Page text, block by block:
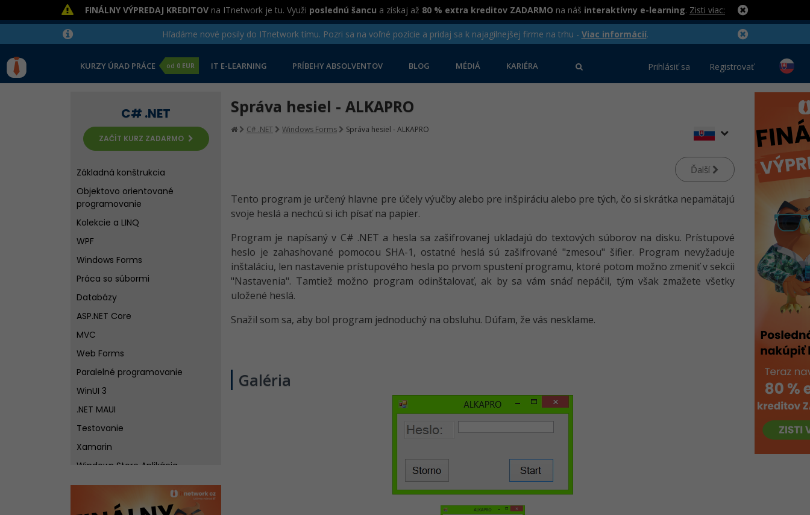
FINÁLNY VÝPREDAJ KREDITOV na ITnetwork je tu. Využi poslednú šancu a získaj až 80 % extra kreditov ZADARMO na náš interaktívny e-learning. Zisti viac:
Hľadáme nové posily do ITnetwork tímu. Pozri sa na voľné pozície a pridaj sa k najagilnejšej firme na trhu - Viac informácií.
KURZY ÚRAD PRÁCE od 0 EUR IT E-LEARNING PRÍBEHY ABSOLVENTOV BLOG MÉDIÁ KARIÉRA Prihlásiť sa Registrovať
C# .NET
ZAČÍT KURZ ZADARMO
Základná konštrukcia
Objektovo orientované
programovanie
Kolekcie a LINQ
WPF
Windows Forms
Práca so súbormi
Databázy
ASP.NET Core
MVC
Web Forms
Paralelné programovanie
WinUI 3
.NET MAUI
Testovanie
Xamarin
Windows Store Aplikácia
Visual Studio
MonoGame
Správa hesiel - ALKAPRO
C# .NET Windows Forms Správa hesiel - ALKAPRO
Ďalší
Tento program je určený hlavne pre účely výučby alebo pre inšpiráciu alebo pre tých, čo si skrátka nepamätajú
svoje heslá a nechcú si ich písať na papier.
Program je napísaný v C# .NET a hesla sa zašifrovanej ukladajú do textových súborov na disku. Prístupové
heslo je zahashované pomocou SHA-1, ostatné heslá sú zašifrované "zmesou" šifier. Program nevyžaduje
inštaláciu, len nastavenie prístupového hesla po prvom spustení programu, ktoré potom možno zmeniť v sekcii
"Nastavenia". Tamtiež možno program odinštalovať, ak by sa vám snáď nepáčil, tým však zmažete všetky
uložené heslá.
Snažil som sa, aby bol program jednoduchý na obsluhu. Dúfam, že vás nesklame.
Galéria